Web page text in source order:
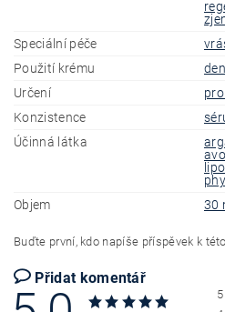
Speciální péče
Použití krému
Určení
Konzistence
Účinná látka
Objem
30
Buďte první, kdo napíše příspěvek k
Přidat komentář
5